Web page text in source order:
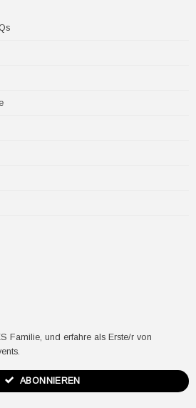
Familie, und erfahre als Erste/r von
ABONNIEREN